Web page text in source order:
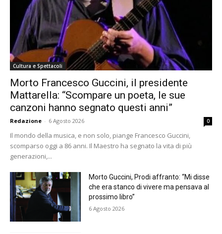
Cultura e Spettacoli
Morto Francesco Guccini, il presidente
Mattarella: “Scompare un poeta, le sue
canzoni hanno segnato questi anni”
Redazione - 6 Agosto 2026 0
Il mondo della musica, e non solo, piange Francesco Guccini,
scomparso oggi a 86 anni. Il Maestro ha segnato la vita di più
generazioni,...
Morto Guccini, Prodi affranto: “Mi disse
che era stanco di vivere ma pensava al
prossimo libro”
6 Agosto 2026